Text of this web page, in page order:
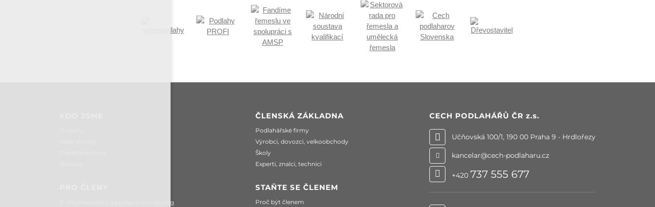
Podnikatelský a profesní monitoring
ČLENSKÁ ZÁKLADNA
Podlahářské firmy
Výrobci, dovozci, velkoobchody
Školy
Experti, znalci, technici
STAŇTE SE ČLENEM
Proč být členem
CECH PODLAHÁŘŮ ČR z.s.
Učňovská 100/1, 190 00 Praha 9 - Hrdlořezy
kancelar@cech-podlaharu.cz
+420 737 555 677